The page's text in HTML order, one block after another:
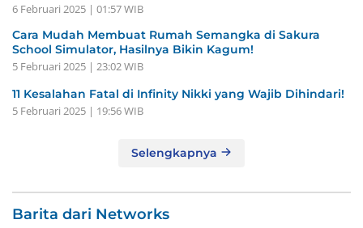
6 Februari 2025 | 01:57 WIB
Cara Mudah Membuat Rumah Semangka di Sakura
School Simulator, Hasilnya Bikin Kagum!
5 Februari 2025 | 23:02 WIB
11 Kesalahan Fatal di Infinity Nikki yang Wajib Dihindari!
5 Februari 2025 | 19:56 WIB
Selengkapnya
Barita dari Networks